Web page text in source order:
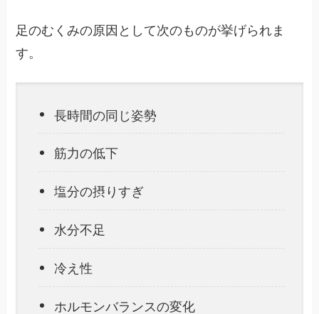
足のむくみの原因として次のものが挙げられま
す。
長時間の同じ姿勢
筋力の低下
塩分の摂りすぎ
水分不足
冷え性
ホルモンバランスの変化